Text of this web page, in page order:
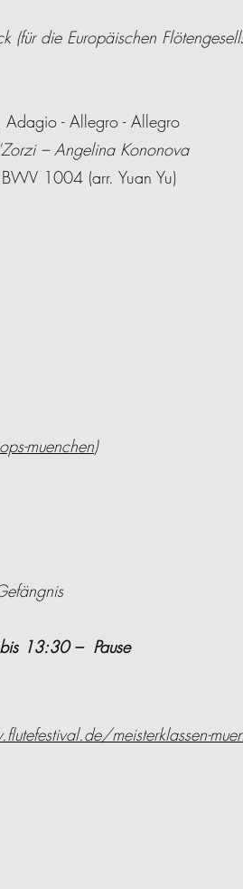
die Europäischen
- Allegro - Allegro
– Angelina Kononova
1004 (arr. Yuan Yu)
muenchen)
13:30 – Pause
meisterklassen-